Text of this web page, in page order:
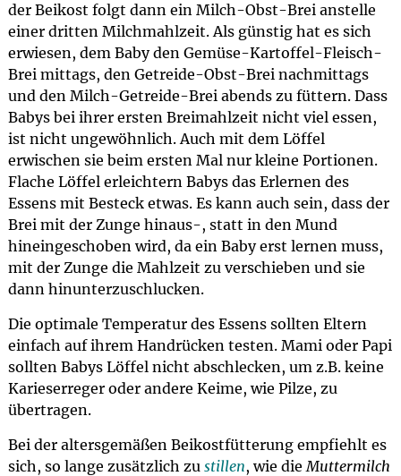
der Beikost folgt dann ein Milch-Obst-Brei anstelle
einer dritten Milchmahlzeit. Als günstig hat es sich
erwiesen, dem Baby den Gemüse-Kartoffel-Fleisch-
Brei mittags, den Getreide-Obst-Brei nachmittags
und den Milch-Getreide-Brei abends zu füttern. Dass
Babys bei ihrer ersten Breimahlzeit nicht viel essen,
ist nicht ungewöhnlich. Auch mit dem Löffel
erwischen sie beim ersten Mal nur kleine Portionen.
Flache Löffel erleichtern Babys das Erlernen des
Essens mit Besteck etwas. Es kann auch sein, dass der
Brei mit der Zunge hinaus-, statt in den Mund
hineingeschoben wird, da ein Baby erst lernen muss,
mit der Zunge die Mahlzeit zu verschieben und sie
dann hinunterzuschlucken.
Die optimale Temperatur des Essens sollten Eltern
einfach auf ihrem Handrücken testen. Mami oder Papi
sollten Babys Löffel nicht abschlecken, um z.B. keine
Karieserreger oder andere Keime, wie Pilze, zu
übertragen.
Bei der altersgemäßen Beikostfütterung empfiehlt es
sich, so lange zusätzlich zu stillen, wie dieMuttermilch